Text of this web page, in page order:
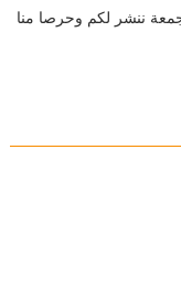
ننشر لكم وحرصا منا